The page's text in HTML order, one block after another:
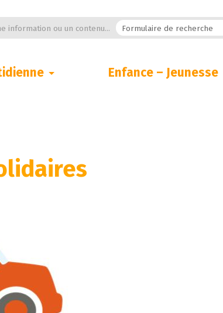
information ou un contenu...
Enfance – Jeunesse